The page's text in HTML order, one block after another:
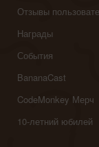
Отзывы
Награды
События
BananaCast
CodeMonkey Мерч
10-летний юбилей